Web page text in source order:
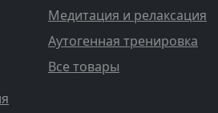
Медитация и релаксация
Аутогенная тренировка
Все товары